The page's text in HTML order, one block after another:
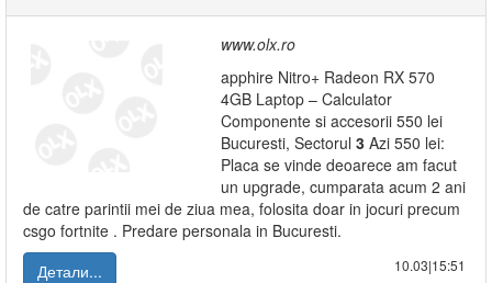
www.olx.ro
apphire Nitro+ Radeon RX 570
4GB Laptop – Calculator
Componente si accesorii 550 lei
Bucuresti, Sectorul 3 Azi 550 lei:
Placa se vinde deoarece am facut
un upgrade, cumparata acum 2 ani
de catre parintii mei de ziua mea, folosita doar in jocuri precum
csgo fortnite . Predare personala in Bucuresti.
Детали...
10.03|15:51